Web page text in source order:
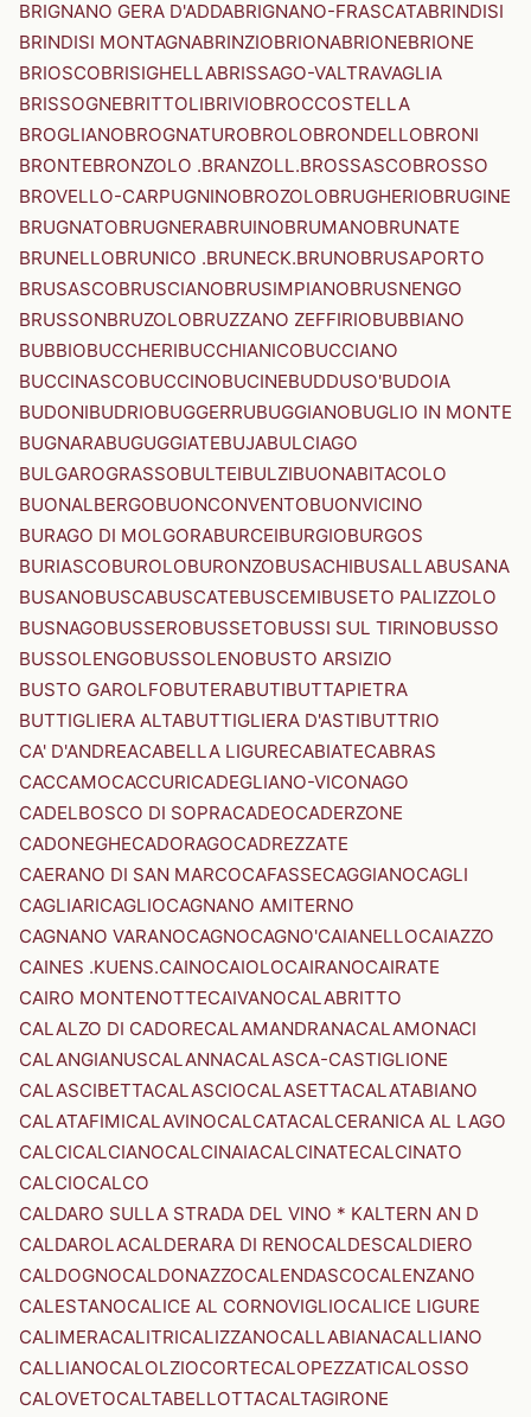
BRIGNANO GERA D'ADDABRIGNANO-FRASCATABRINDISI
BRINDISI MONTAGNABRINZIOBRIONABRIONEBRIONE
BRIOSCOBRISIGHELLABRISSAGO-VALTRAVAGLIA
BRISSOGNEBRITTOLIBRIVIOBROCCOSTELLA
BROGLIANOBROGNATUROBROLOBRONDELLOBRONI
BRONTEBRONZOLO .BRANZOLL.BROSSASCOBROSSO
BROVELLO-CARPUGNINOBROZOLOBRUGHERIOBRUGINE
BRUGNATOBRUGNERABRUINOBRUMANOBRUNATE
BRUNELLOBRUNICO .BRUNECK.BRUNOBRUSAPORTO
BRUSASCOBRUSCIANOBRUSIMPIANOBRUSNENGO
BRUSSONBRUZOLOBRUZZANO ZEFFIRIOBUBBIANO
BUBBIOBUCCHERIBUCCHIANICOBUCCIANO
BUCCINASCOBUCCINOBUCINEBUDDUSO'BUDOIA
BUDONIBUDRIOBUGGERRUBUGGIANOBUGLIO IN MONTE
BUGNARABUGUGGIATEBUJABULCIAGO
BULGAROGRASSOBULTEIBULZIBUONABITACOLO
BUONALBERGOBUONCONVENTOBUONVICINO
BURAGO DI MOLGORABURCEIBURGIOBURGOS
BURIASCOBUROLOBURONZOBUSACHIBUSALLABUSANA
BUSANOBUSCABUSCATEBUSCEMIBUSETO PALIZZOLO
BUSNAGOBUSSEROBUSSETOBUSSI SUL TIRINOBUSSO
BUSSOLENGOBUSSOLENOBUSTO ARSIZIO
BUSTO GAROLFOBUTERABUTIBUTTAPIETRA
BUTTIGLIERA ALTABUTTIGLIERA D'ASTIBUTTRIO
CA' D'ANDREACABELLA LIGURECABIATECABRAS
CACCAMOCACCURICADEGLIANO-VICONAGO
CADELBOSCO DI SOPRACADEOCADERZONE
CADONEGHECADORAGOCADREZZATE
CAERANO DI SAN MARCOCAFASSECAGGIANOCAGLI
CAGLIARICAGLIOCAGNANO AMITERNO
CAGNANO VARANOCAGNOCAGNO'CAIANELLOCAIAZZO
CAINES .KUENS.CAINOCAIOLOCAIRANOCAIRATE
CAIRO MONTENOTTECAIVANOCALABRITTO
CALALZO DI CADORECALAMANDRANACALAMONACI
CALANGIANUSCALANNACALASCA-CASTIGLIONE
CALASCIBETTACALASCIOCALASETTACALATABIANO
CALATAFIMICALAVINOCALCATACALCERANICA AL LAGO
CALCICALCIANOCALCINAIACALCINATECALCINATO
CALCIOCALCO
CALDARO SULLA STRADA DEL VINO * KALTERN AN D
CALDAROLACALDERARA DI RENOCALDESCALDIERO
CALDOGNOCALDONAZZOCALENDASCOCALENZANO
CALESTANOCALICE AL CORNOVIGLIOCALICE LIGURE
CALIMERACALITRICALIZZANOCALLABIANACALLIANO
CALLIANOCALOLZIOCORTECALOPEZZATICALOSSO
CALOVETOCALTABELLOTTACALTAGIRONE